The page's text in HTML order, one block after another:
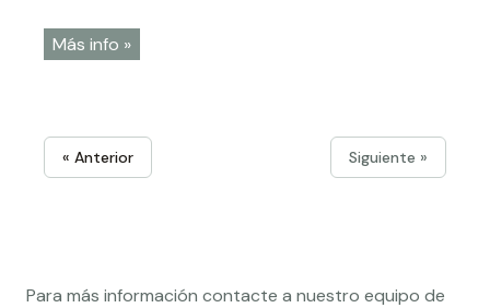
Más info »
« Anterior Siguiente »
Para más información contacte a nuestro equipo de